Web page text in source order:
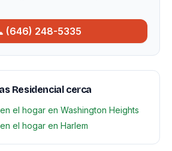
(646) 248-5335
Residencial cerca
el hogar en Washington Heights
el hogar en Harlem